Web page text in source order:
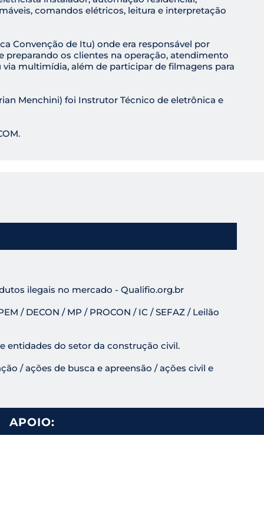
comandos elétricos, leitura e interpretação
Convenção de Itu) onde era responsável por
os clientes na operação, atendimento
multimídia, além de participar de filmagens para
Menchini) foi Instrutor Técnico de eletrônica e
ilegais no mercado - Qualifio.org.br
/ DECON / MP / PROCON / IC / SEFAZ / Leilão
entidades do setor da construção civil.
/ ações de busca e apreensão / ações civil e
APOIO: